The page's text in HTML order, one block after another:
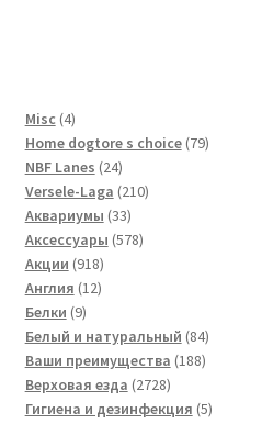
Misc 44
товара
Home dogtore s choice 7979
NBF Lanes 2424
товара
Versele-Laga 210210
Аквариумы 3333
товара
Аксессуары 578578
Акции 918918
товаров
Англия 1212
Белки 99
товаров
Белый и натуральный 8484
товара
Ваши преимущества 188188
Верховая езда 27282728
товаров
Гигиена и дезинфекция 55